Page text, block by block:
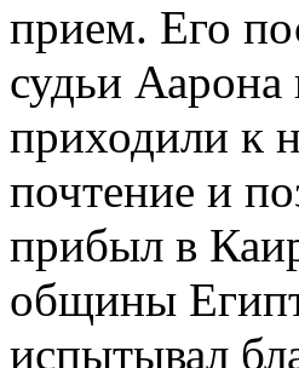
прием. Его
судьи
приходили к
почтение и
прибыл в
общины
испытывал